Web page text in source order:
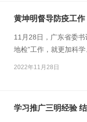
黄坤明督导防疫工
11月28日，广东省委
地检”工作，就更加科
2022年11月28日
学习推广三明经验